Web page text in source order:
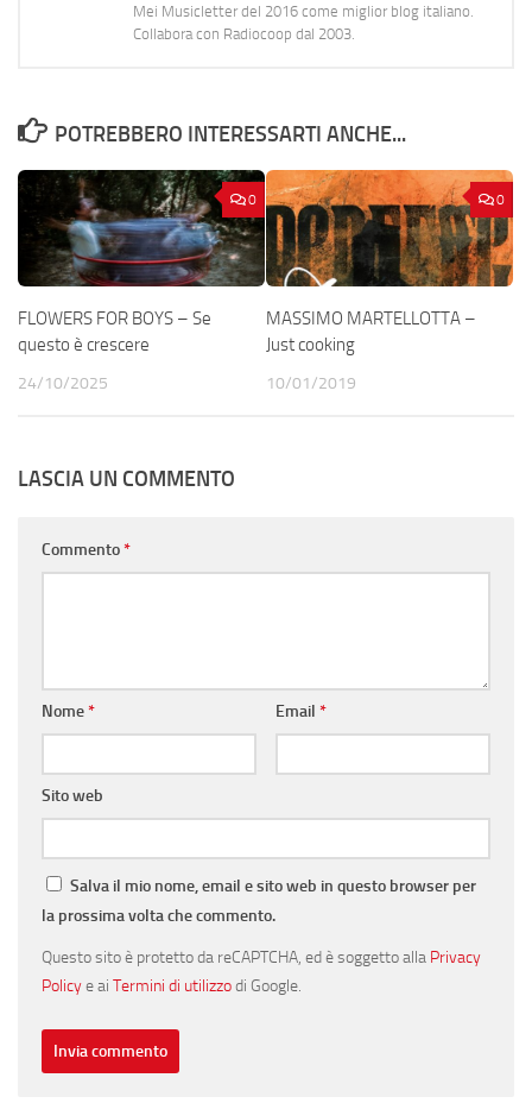
Mei Musicletter del 2016 come miglior blog italiano.
Collabora con Radiocoop dal 2003.
POTREBBERO INTERESSARTI ANCHE...
0
FLOWERS FOR BOYS – Se
questo è crescere
24/10/2025
0
MASSIMO MARTELLOTTA –
Just cooking
10/01/2019
LASCIA UN COMMENTO
Commento*
Nome* Email *
Sito web
Salva il mio nome, email e sito web in questo browser per
la prossima volta che commento.
Questo sito è protetto da reCAPTCHA, ed è soggetto alla Privacy
Policye ai Termini di utilizzodi Google.